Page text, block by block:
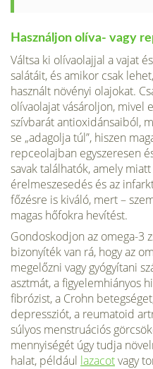
Használjon olíva- vagy
Váltsa ki olívaolajjal a vajat
salátáit, és amikor csak
használt növényi olajokat.
olívaolajat vásároljon, mivel
szívbarát antioxidánsaiból,
se „adagolja túl”, hiszen
repce­olajban egyszeresen
savak találhatók, amely
érelmeszesedés és az
főzésre is kiváló, mert –
magas hőfokra hevítést.
Gondoskodjon az omega-3
bizo­nyíték van rá, hogy az
megelőzni vagy gyógyítani
asztmát, a figyelemhiányos
fibrózist, a Crohn
depressziót, a reumatoid
súlyos menstruációs
mennyiségét úgy tudja
halat, például lazacotvagy